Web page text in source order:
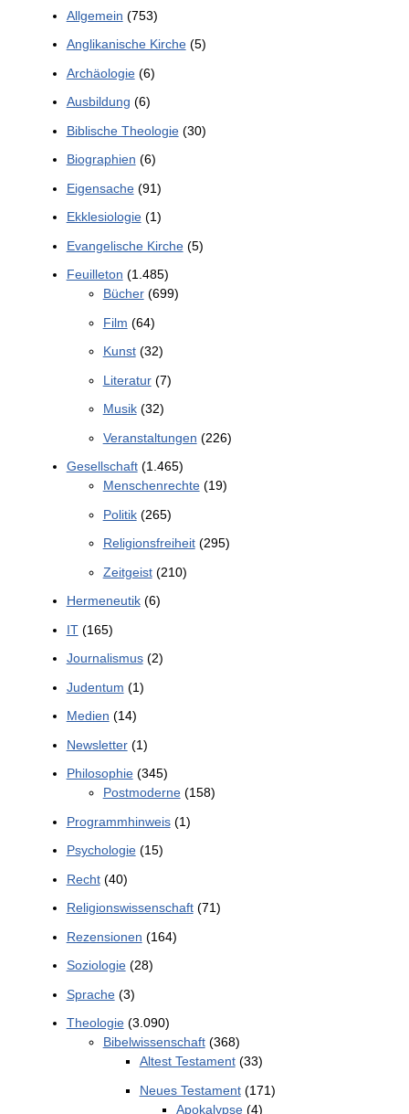
Allgemein (753)
Anglikanische Kirche(5)
Archäologie(6)
Ausbildung (6)
Biblische Theologie(30)
Biographien (6)
Eigensache(91)
Ekklesiologie(1)
Evangelische Kirche(5)
Feuilleton (1.485)
Bücher(699)
Film (64)
Kunst(32)
Literatur(7)
Musik(32)
Veranstaltungen (226)
Gesellschaft(1.465)
Menschenrechte(19)
Politik(265)
Religionsfreiheit(295)
Zeitgeist(210)
Hermeneutik(6)
IT(165)
Journalismus(2)
Judentum (1)
Medien (14)
Newsletter(1)
Philosophie(345)
Postmoderne(158)
Programmhinweis(1)
Psychologie(15)
Recht(40)
Religionswissenschaft(71)
Rezensionen (164)
Soziologie(28)
Sprache(3)
Theologie(3.090)
Bibelwissenschaft(368)
Altest Testament(33)
Neues Testament(171)
Apokalypse(4)